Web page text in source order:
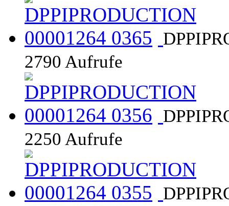
2790 Aufrufe
2250 Aufrufe